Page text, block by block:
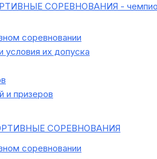
СОРЕВНОВАНИЯ -
соревновании
условия их допуска
и призеров
СОРЕВНОВАНИЯ
соревновании